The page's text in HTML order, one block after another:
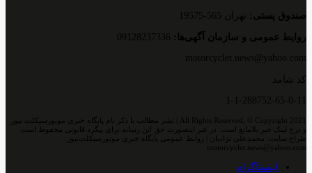
صندوق پستی: تهران 565-19575
روایط عمومی و سازمان آگهی‌ها:
motorcyclet.news@yahoo.com
کد شامد
1-1-288752-65-0-11
All Rights Reserved, © Copyright 2021 | نشر مطالب با ذکر نام پایگاه خبری موتورسیکلت نیوز
و درج لینک خبر بلامانع است. در غیر اینصورت حق این رسانه برای پیگرد قانونی محفوظ است
طراح سایت: محمدعلی نژادیان | روابط عمومی پایگاه خبری موتورسیکلت‌نیوز:
motorcyclet.news@yahoo.com
اینستاگرام